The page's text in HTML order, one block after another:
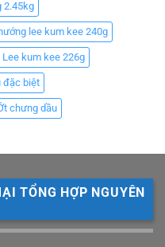
2.45kg
lee kum kee 240g
kum kee 226g
đặc biệt
chưng dầu
TỔNG HỢP NGUYÊN